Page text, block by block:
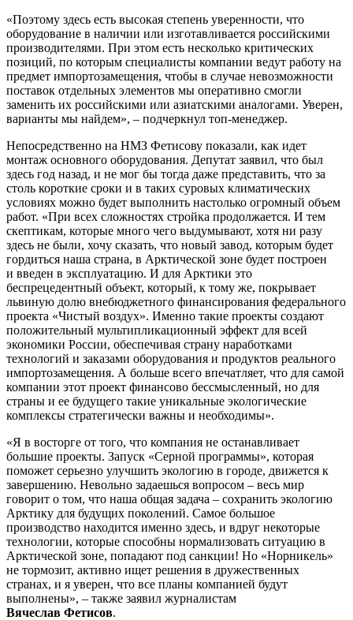
«Поэтому здесь есть высокая степень уверенности, что
оборудование в наличии или изготавливается российскими
производителями. При этом есть несколько критических
позиций, по которым специалисты компании ведут работу на
предмет импортозамещения, чтобы в случае невозможности
поставок отдельных элементов мы оперативно смогли
заменить их российскими или азиатскими аналогами. Уверен,
варианты мы найдем», – подчеркнул топ-менеджер.
Непосредственно на НМЗ Фетисову показали, как идет
монтаж основного оборудования. Депутат заявил, что был
здесь год назад, и не мог бы тогда даже представить, что за
столь короткие сроки и в таких суровых климатических
условиях можно будет выполнить настолько огромный объем
работ. «При всех сложностях стройка продолжается. И тем
скептикам, которые много чего выдумывают, хотя ни разу
здесь не были, хочу сказать, что новый завод, которым будет
гордиться наша страна, в Арктической зоне будет построен
и введен в эксплуатацию. И для Арктики это
беспрецедентный объект, который, к тому же, покрывает
львиную долю внебюджетного финансирования федерального
проекта «Чистый воздух». Именно такие проекты создают
положительный мультипликационный эффект для всей
экономики России, обеспечивая страну наработками
технологий и заказами оборудования и продуктов реального
импортозамещения. А больше всего впечатляет, что для самой
компании этот проект финансово бессмысленный, но для
страны и ее будущего такие уникальные экологические
комплексы стратегически важны и необходимы».
«Я в восторге от того, что компания не останавливает
большие проекты. Запуск «Серной программы», которая
поможет серьезно улучшить экологию в городе, движется к
завершению. Невольно задаешься вопросом – весь мир
говорит о том, что наша общая задача – сохранить экологию
Арктику для будущих поколений. Самое большое
производство находится именно здесь, и вдруг некоторые
технологии, которые способны нормализовать ситуацию в
Арктической зоне, попадают под санкции! Но «Норникель»
не тормозит, активно ищет решения в дружественных
странах, и я уверен, что все планы компанией будут
выполнены», – также заявил журналистам
Вячеслав Фетисов.